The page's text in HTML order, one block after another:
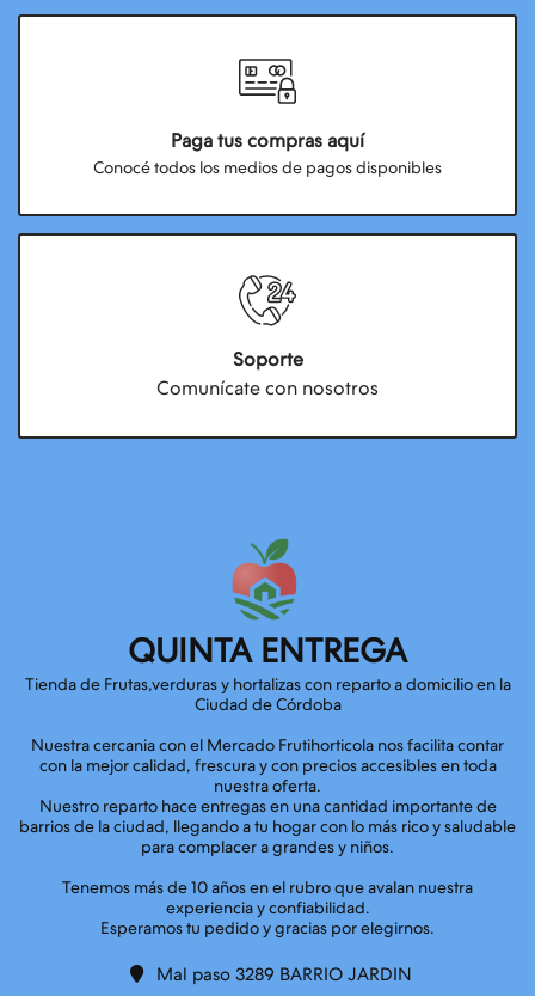
Paga tus compras aquí
Conocé todos los medios de pagos disponibles
Soporte
Comunícate con nosotros
QUINTA ENTREGA
Tienda de Frutas,verduras y hortalizas con reparto a domicilio en la
Ciudad de Córdoba
Nuestra cercania con el Mercado Frutihorticola nos facilita contar
con la mejor calidad, frescura y con precios accesibles en toda
nuestra oferta.
Nuestro reparto hace entregas en una cantidad importante de
barrios de la ciudad, llegando a tu hogar con lo más rico y saludable
para complacer a grandes y niños.
Tenemos más de 10 años en el rubro que avalan nuestra
experiencia y confiabilidad.
Mal paso 3289 BARRIO JARDIN